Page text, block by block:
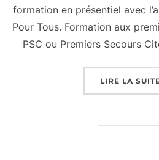
formation en présentiel avec
Pour Tous. Formation aux
PSC ou Premiers Secours
LIRE LA